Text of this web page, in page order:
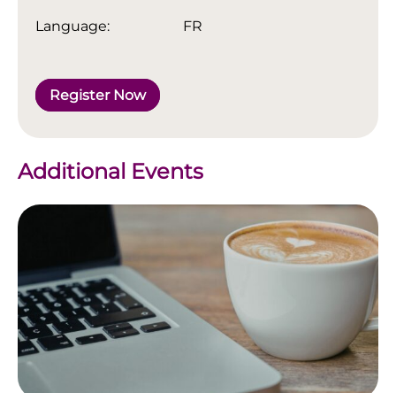
Language: FR
Register Now
Additional Events